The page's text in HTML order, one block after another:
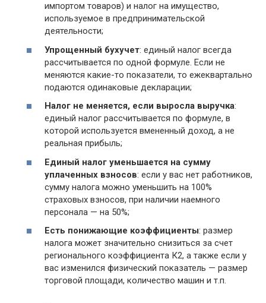
импортом товаров) и налог на имущество,
используемое в предпринимательской
деятельности;
Упрощенный бухучет: единый налог всегда
рассчитывается по одной формуле. Если не
меняются какие-то показатели, то ежеквартально
подаются одинаковые декларации;
Налог не меняется, если выросла выручка:
единый налог рассчитывается по формуле, в
которой используется вмененный доход, а не
реальная прибыль;
Единый налог уменьшается на сумму
уплаченных взносов: если у вас нет работников,
сумму налога можно уменьшить на 100%
страховых взносов, при наличии наемного
персонала — на 50%;
Есть понижающие коэффициенты: размер
налога может значительно снизиться за счет
регионального коэффициента К2, а также если у
вас изменился физический показатель — размер
торговой площади, количество машин и т.п.